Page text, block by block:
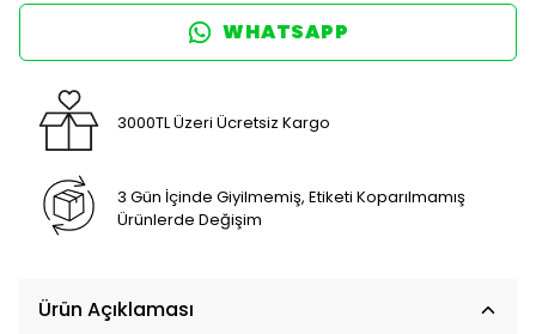
WHATSAPP
3000TL Üzeri Ücretsiz Kargo
3 Gün İçinde Giyilmemiş, Etiketi Koparılmamış
Ürünlerde Değişim
Ürün Açıklaması